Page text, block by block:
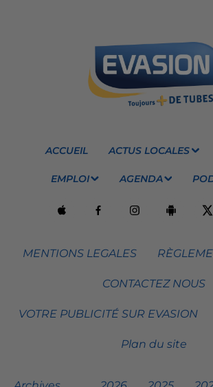
ACCUEIL ACTUS LOCALES
EMPLOI AGENDA
MENTIONS LEGALES
CONTACTEZ NOUS
VOTRE PUBLICITÉ SUR EVASION
Plan du site